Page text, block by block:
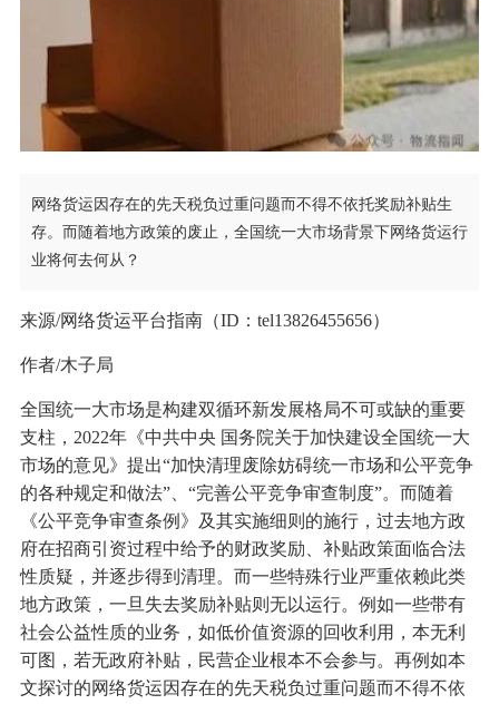
网络货运因存在的先天税负过重问题而不得不依托奖励补贴生
存。而随着地方政策的废止，全国统一大市场背景下网络货运行
业将何去何从？
来源/网络货运平台指南（ID：tel13826455656）
作者/木子局
全国统一大市场是构建双循环新发展格局不可或缺的重要
支柱，2022年《中共中央 国务院关于加快建设全国统一大
市场的意见》提出“加快清理废除妨碍统一市场和公平竞争
的各种规定和做法”、“完善公平竞争审查制度”。而随着
《公平竞争审查条例》及其实施细则的施行，过去地方政
府在招商引资过程中给予的财政奖励、补贴政策面临合法
性质疑，并逐步得到清理。而一些特殊行业严重依赖此类
地方政策，一旦失去奖励补贴则无以运行。例如一些带有
社会公益性质的业务，如低价值资源的回收利用，本无利
可图，若无政府补贴，民营企业根本不会参与。再例如本
文探讨的网络货运因存在的先天税负过重问题而不得不依